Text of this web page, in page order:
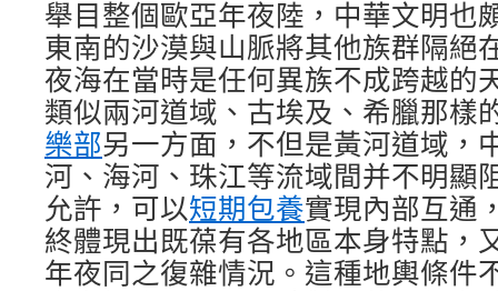
舉目整個歐亞年夜陸，中華文明也
東南的沙漠與山脈將其他族群隔絕
夜海在當時是任何異族不成跨越的
類似兩河道域、古埃及、希臘那樣
樂部另一方面，不但是黃河道域，
河、海河、珠江等流域間并不明顯
允許，可以短期包養實現內部互通
終體現出既葆有各地區本身特點，
年夜同之復雜情況。這種地輿條件